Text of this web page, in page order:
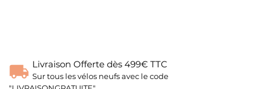
Livraison Offerte dès 499€ TTC
Sur tous les vélos neufs avec le code